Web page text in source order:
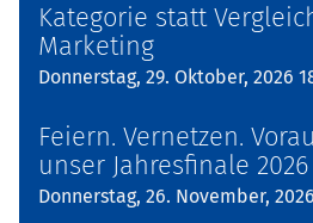
Kategorie statt
Marketing
Donnerstag, 29. Oktober, 2026
Feiern. Vernetzen.
unser Jahresfinale 2026
Donnerstag, 26. November,